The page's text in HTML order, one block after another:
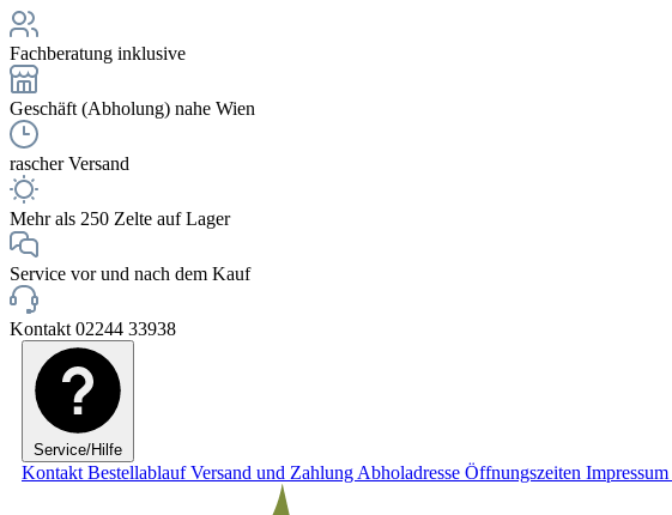
Fachberatung inklusive
Geschäft (Abholung) nahe Wien
rascher Versand
Mehr als 250 Zelte auf Lager
Service vor und nach dem Kauf
Kontakt 02244 33938
Service/Hilfe
Kontakt BestellablaufVersand und Zahlung Abholadresse Öffnungszeiten Impressum